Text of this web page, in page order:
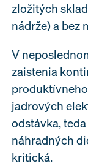
zložitých
nádrže) a bez
V
zaistenia
jadrových
odstávka,
náhradných
kritická.